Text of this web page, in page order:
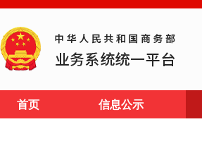
首页 信息公示